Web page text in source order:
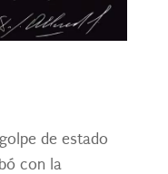
de estado
con la